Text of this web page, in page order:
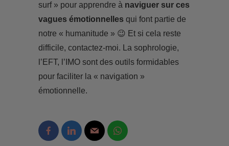
surf » pour apprendre à naviguer sur ces
vagues émotionnelles qui font partie de
notre « humanitude » 😉 Et si cela reste
difficile, contactez-moi. La sophrologie,
l’EFT, l’IMO sont des outils formidables
pour faciliter la « navigation »
émotionnelle.